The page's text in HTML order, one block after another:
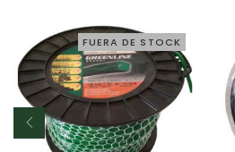
FUERA DE STOCK